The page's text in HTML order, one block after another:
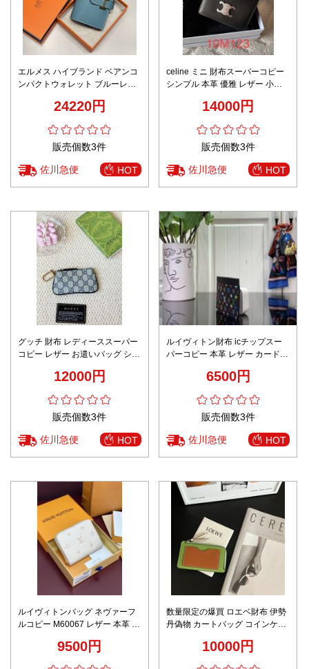
エルメス ハイブランド ベアンコ
ンパクトウォレット ブルーレザ
24220円
販売個数3件
佐川急便 HOT
celine ミニ 財布スーパーコピー
シンプル 本革 優雅 レザー 小遣
14000円
販売個数3件
佐川急便 HOT
グッチ 財布 レディーススーパー
コピー レザー お遣いバッグ シン
12000円
販売個数3件
佐川急便 HOT
ルイヴィトン財布 icチップスー
パーコピー 本革 レザー カードケ
6500円
販売個数3件
佐川急便 HOT
ルイヴィトンバッグ ネヴァーフ
ルコピー M60067 レザー 本革 フ
9500円
数量限定の爆買 ロエベ財布 伊勢
丹偽物 カートバッグ コインケー
10000円